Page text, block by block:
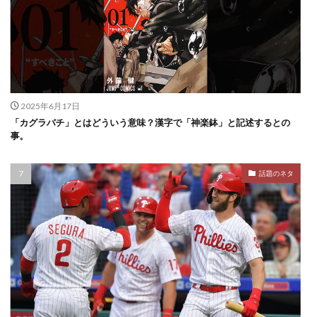
2025年6月17日
「カグラバチ」とはどういう意味？漢字で「神楽鉢」と記述するとの
事。
話題のネタ